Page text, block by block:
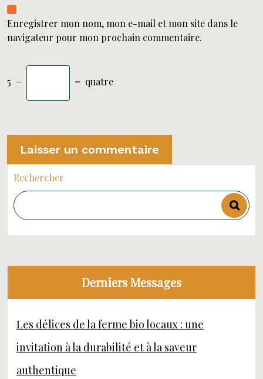
Enregistrer mon nom, mon e-mail et mon site dans le
navigateur pour mon prochain commentaire.
5 − = quatre
Rechercher
Derniers Messages
Les délices de la ferme bio locaux : une
invitation à la durabilité et à la saveur
authentique